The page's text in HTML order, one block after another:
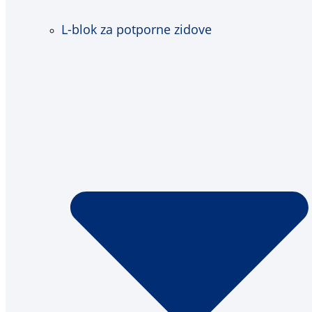
L-blok za potporne zidove